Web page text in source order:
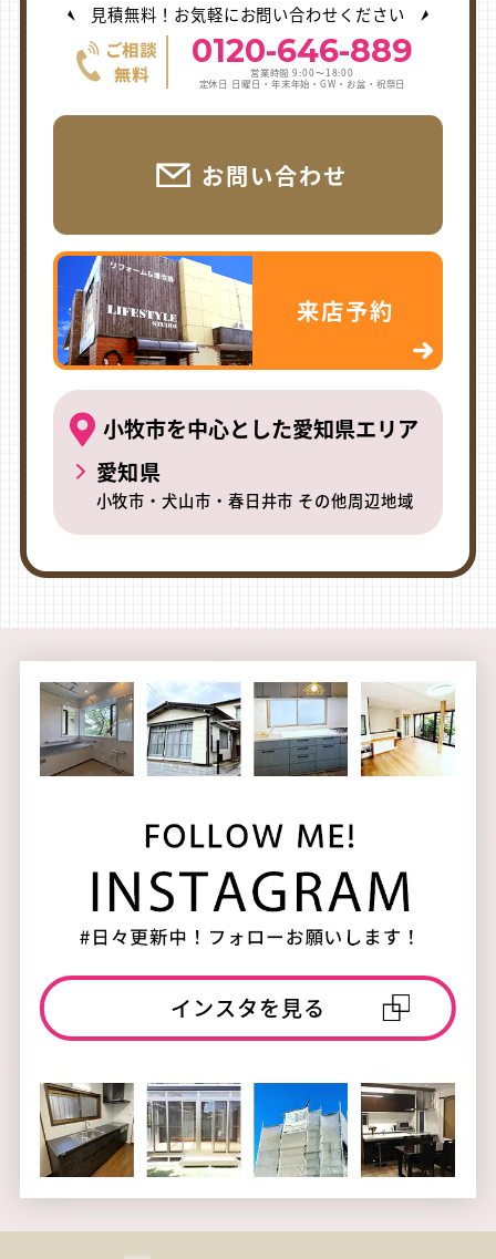
見積無料！お気軽にお問い合わせください
0120-646-889
営業時間 9:00〜18:00
定休日 日曜日・年末年始・GW・お盆・祝祭日
お問い合わせ
来店予約
小牧市を中心とした愛知県エリア
愛知県
小牧市・犬山市・春日井市 その他周辺地域
インスタを見る